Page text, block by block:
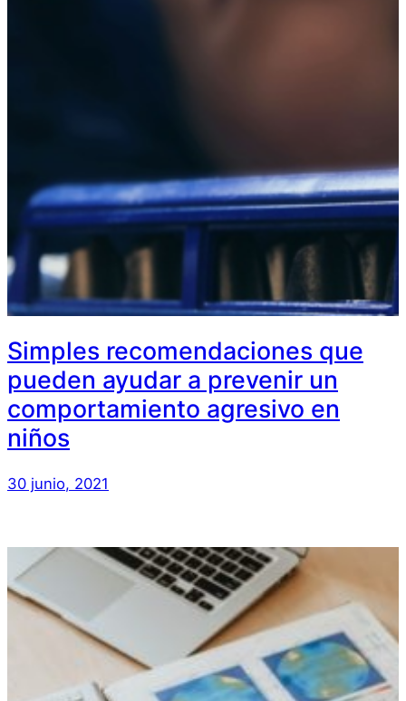
Simples recomendaciones que
pueden ayudar a prevenir un
comportamiento agresivo en
niños
30 junio, 2021